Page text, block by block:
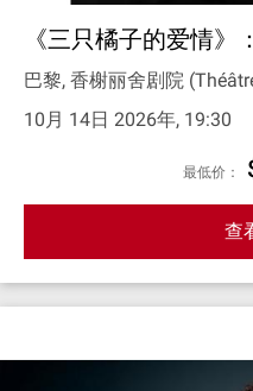
《三只橘子的爱情》
巴黎, 香榭丽舍剧院
10月 14日 2026年, 19:30
最低价：
查